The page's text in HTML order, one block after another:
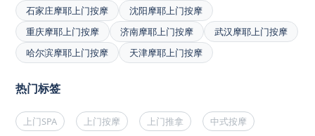
石家庄摩耶上门按摩
沈阳摩耶上门按摩
重庆摩耶上门按摩
济南摩耶上门按摩
武汉摩耶上门按摩
哈尔滨摩耶上门按摩
天津摩耶上门按摩
热门标签
上门SPA 上门按摩 上门推拿 中式按摩